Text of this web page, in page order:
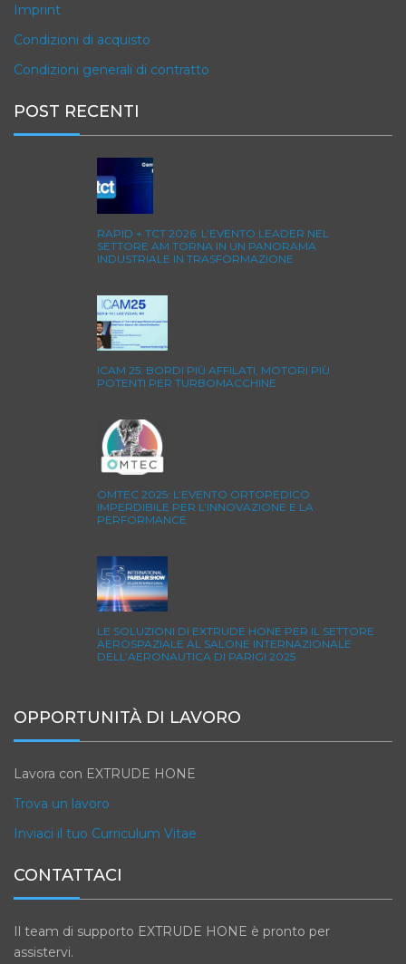
Imprint
Condizioni di acquisto
Condizioni generali di contratto
POST RECENTI
RAPID + TCT 2026: L’EVENTO LEADER NEL
SETTORE AM TORNA IN UN PANORAMA
INDUSTRIALE IN TRASFORMAZIONE
ICAM 25: BORDI PIÙ AFFILATI, MOTORI PIÙ
POTENTI PER TURBOMACCHINE
OMTEC 2025: L’EVENTO ORTOPEDICO
IMPERDIBILE PER L’INNOVAZIONE E LA
PERFORMANCE
LE SOLUZIONI DI EXTRUDE HONE PER IL SETTORE
AEROSPAZIALE AL SALONE INTERNAZIONALE
DELL’AERONAUTICA DI PARIGI 2025
OPPORTUNITÀ DI LAVORO
Lavora con EXTRUDE HONE
Trova un lavoro
Inviaci il tuo Curriculum Vitae
CONTATTACI
Il team di supporto EXTRUDE HONE è pronto per
assistervi.